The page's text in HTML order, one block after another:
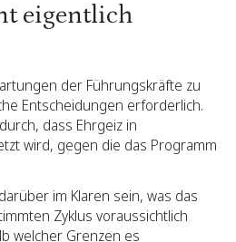
eigentlich
der Führungskräfte zu
Entscheidungen erforderlich.
dass Ehrgeiz in
wird, gegen die das Programm
im Klaren sein, was das
Zyklus voraussichtlich
welcher Grenzen es